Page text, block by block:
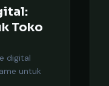
Toko
digital
untuk